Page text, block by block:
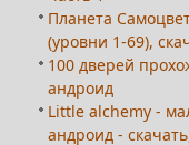
Планета
(уровни 1-69),
100 дверей
андроид
Little alchemy -
андроид -